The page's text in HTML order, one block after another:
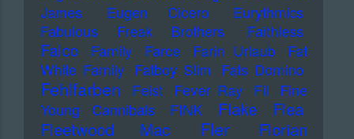
James
Eugen Cicero
Eurythmics
Fabulous Freak Brothers
Faithless
Falco Family Farce Farin Urlaub
Fat
White Family Fatboy Slim Fats Domino
Fehlfarben Feist Fever Ray Fil
Fine
Young Cannibals
FINK Flake
Flea
Fleetwood Mac
Fler
Florian